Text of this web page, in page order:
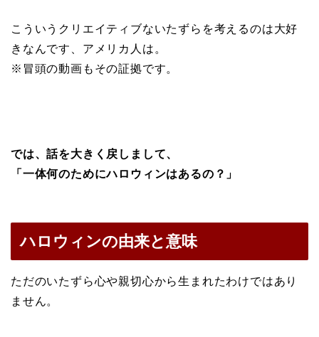
こういうクリエイティブないたずらを考えるのは大好
きなんです、アメリカ人は。
※冒頭の動画もその証拠です。
では、話を大きく戻しまして、
「一体何のためにハロウィンはあるの？」
ハロウィンの由来と意味
ただのいたずら心や親切心から生まれたわけではあり
ません。